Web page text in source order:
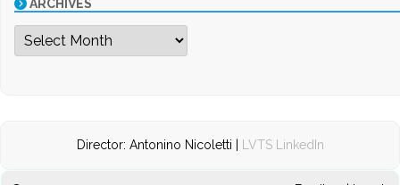
ARCHIVES
Archives
Director: Antonino Nicoletti | LVTS LinkedIn